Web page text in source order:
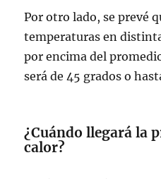
Por otro lado, se prevé
temperaturas en
por encima del
será de 45 grados o
¿Cuándo llegará la
calor?